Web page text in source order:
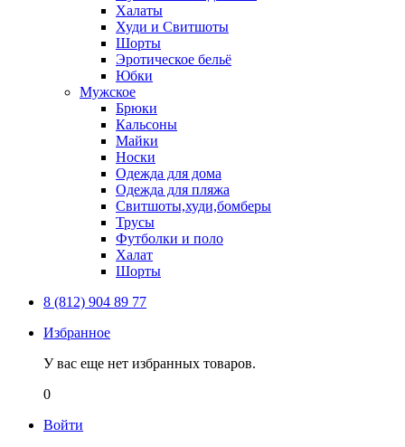
Халаты
Худи и Свитшоты
Шорты
Эротическое бельё
Юбки
Мужское
Брюки
Кальсоны
Майки
Носки
Одежда для дома
Одежда для пляжа
Свитшоты,худи,бомберы
Трусы
Футболки и поло
Халат
Шорты
8 (812) 904 89 77
Избранное
У вас еще нет избранных товаров.
0
Войти